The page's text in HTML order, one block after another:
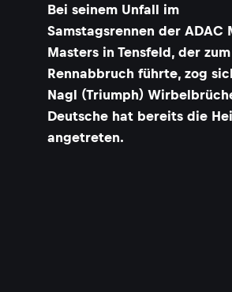
Bei seinem Unfall im
Samstagsrennen der ADAC
Masters in Tensfeld, der zum
Rennabbruch führte, zog
Nagl (Triumph)
Deutsche hat bereits die
angetreten.